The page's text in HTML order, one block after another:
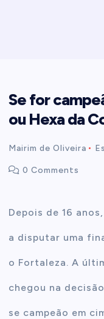
Se for
ou Hexa da
Mairim de Oliveira
0 Comments
Depois de 16
a disputar uma
o Fortaleza. A
chegou na
se campeão em